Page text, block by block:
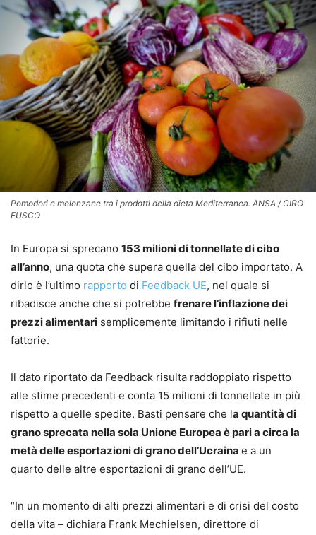
Pomodori e melenzane tra i prodotti della dieta Mediterranea. ANSA / CIRO
FUSCO
In Europa si sprecano 153 milioni di tonnellate di cibo
all’anno, una quota che supera quella del cibo importato. A
dirlo è l’ultimo rapporto di Feedback UE, nel quale si
ribadisce anche che si potrebbe frenare l’inflazione dei
prezzi alimentari semplicemente limitando i rifiuti nelle
fattorie.
Il dato riportato da Feedback risulta raddoppiato rispetto
alle stime precedenti e conta 15 milioni di tonnellate in più
rispetto a quelle spedite. Basti pensare che la quantità di
grano sprecata nella sola Unione Europea è pari a circa la
metà delle esportazioni di grano dell’Ucraina e a un
quarto delle altre esportazioni di grano dell’UE.
“In un momento di alti prezzi alimentari e di crisi del costo
della vita – dichiara Frank Mechielsen, direttore di